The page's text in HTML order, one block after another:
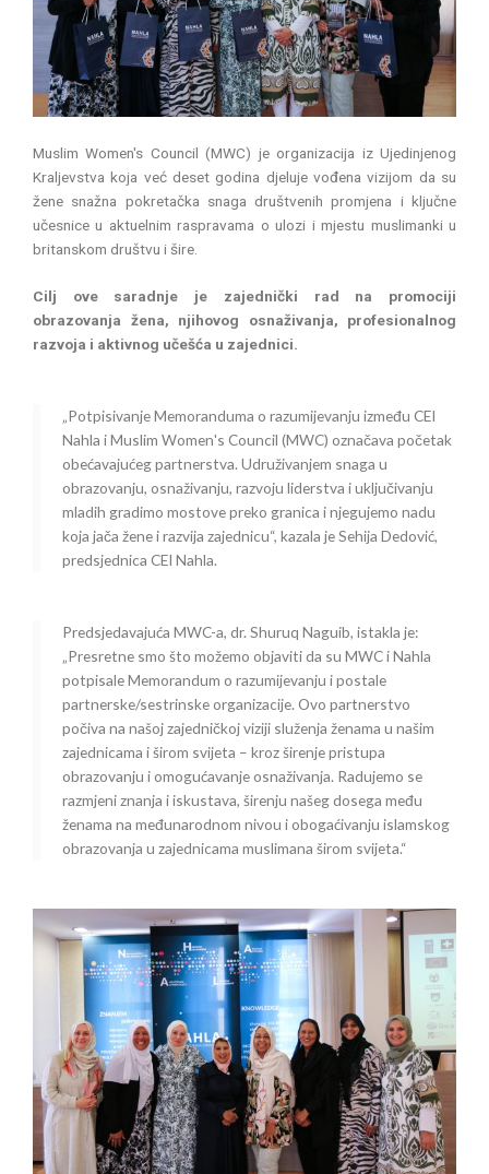
Muslim Women's Council (MWC) je organizacija iz Ujedinjenog
Kraljevstva koja već deset godina djeluje vođena vizijom da su
žene snažna pokretačka snaga društvenih promjena i ključne
učesnice u aktuelnim raspravama o ulozi i mjestu muslimanki u
britanskom društvu i šire.
Cilj ove saradnje je zajednički rad na promociji
obrazovanja žena, njihovog osnaživanja, profesionalnog
razvoja i aktivnog učešća u zajednici.
„Potpisivanje Memoranduma o razumijevanju između CEI
Nahla i Muslim Women's Council (MWC) označava početak
obećavajućeg partnerstva. Udruživanjem snaga u
obrazovanju, osnaživanju, razvoju liderstva i uključivanju
mladih gradimo mostove preko granica i njegujemo nadu
koja jača žene i razvija zajednicu“, kazala je Sehija Dedović,
predsjednica CEI Nahla.
Predsjedavajuća MWC-a, dr. Shuruq Naguib, istakla je:
„Presretne smo što možemo objaviti da su MWC i Nahla
potpisale Memorandum o razumijevanju i postale
partnerske/sestrinske organizacije. Ovo partnerstvo
počiva na našoj zajedničkoj viziji služenja ženama u našim
zajednicama i širom svijeta – kroz širenje pristupa
obrazovanju i omogućavanje osnaživanja. Radujemo se
razmjeni znanja i iskustava, širenju našeg dosega među
ženama na međunarodnom nivou i obogaćivanju islamskog
obrazovanja u zajednicama muslimana širom svijeta.“